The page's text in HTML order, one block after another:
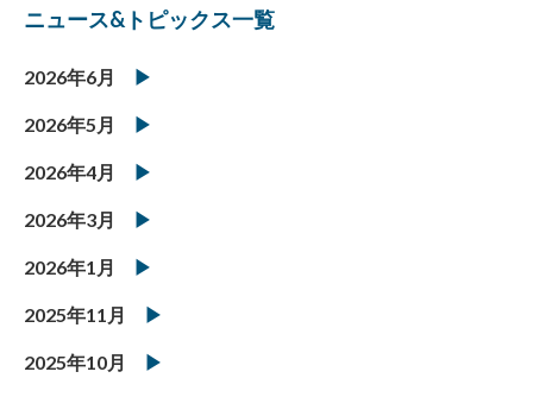
ニュース&トピックス一覧
2026年6月
2026年5月
2026年4月
2026年3月
2026年1月
2025年11月
2025年10月